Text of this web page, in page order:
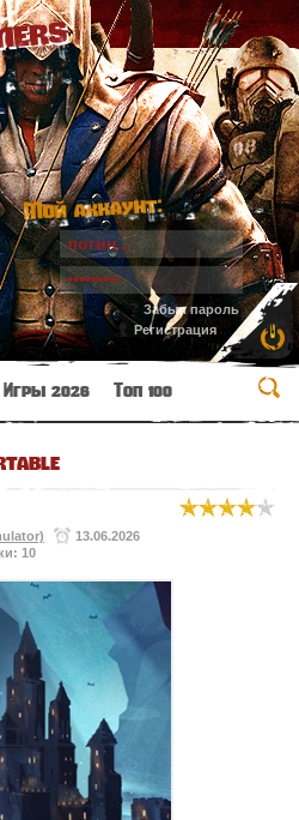
Мой аккаунт:
Забыл пароль
Регистрация
Игры 2026 Топ 100
13.06.2026
10